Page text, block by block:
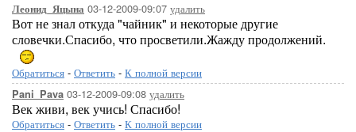
Леонид_Яцына 03-12-2009-09:07 удалить
Вот не знал откуда "чайник" и некоторые другие
словечки.Спасибо, что просветили.Жажду продолжений.
Обратиться - Ответить - К полной версии
Pani_Pava 03-12-2009-09:08 удалить
Век живи, век учись! Спасибо!
Обратиться - Ответить - К полной версии